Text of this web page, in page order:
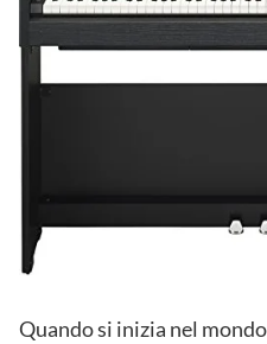
Quando si inizia nel